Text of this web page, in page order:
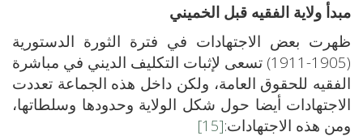
مبدأ ولاية الفقيه قبل الخميني
ظهرت بعض الاجتهادات في فترة الثورة الدستورية
(1905-1911) تسعى لإثبات التكليف الديني في مباشرة
الفقيه للحقوق العامة، ولكن داخل هذه الجماعة تعددت
الاجتهادات أيضا حول شكل الولاية وحدودها وسلطاتها،
ومن هذه الاجتهادات:[15]